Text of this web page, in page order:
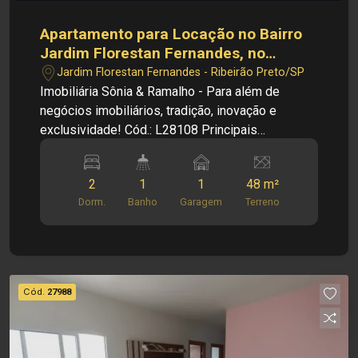
Apartamento para Locação no Bairro
Jardim Florestan Fernandes, no
Condomínio Domingos Angerami, em
Ribeirão Preto/SP
Jardim Florestan Fernandes - Ribeirão Preto/SP
Imobiliária Sônia & Ramalho - Para além de
negócios imobiliários, tradição, inovação e
exclusividade! Cód.: L28108 Principais
Cozinha - 02 Dormitórios - 01 Banheiro - Área de
serviço - 01 Vaga de garagem Dimensões: -
48,00m² de área útil Informações Bônus: - Imóvel
nas imediações de supermercado, restaurantes,
Academia - Quadra de esporte - Salão de festas
- Área gourmet com churrasqueira - Mercado
Investimento de IPTU: R$ 37,00 Investimento de
2
Dorm.
1
Banho
1
Garagem
48 m²
Terreno
Cód. 27988